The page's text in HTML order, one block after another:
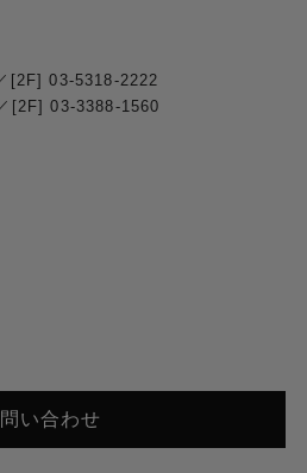
03-5318-2222
[2F] 03-3388-1560
い合わせ